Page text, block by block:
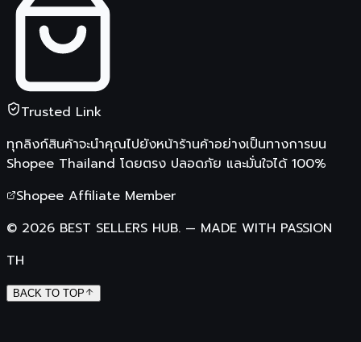
Trusted Link
ทุกลิงก์สินค้าจะนำคุณไปยังหน้าร้านค้าอย่างเป็นทางการบน
Shopee Thailand โดยตรง ปลอดภัย และมั่นใจได้ 100%
Shopee Affiliate Member
© 2026 BEST SELLERS HUB. — MADE WITH PASSION
TH
BACK TO TOP